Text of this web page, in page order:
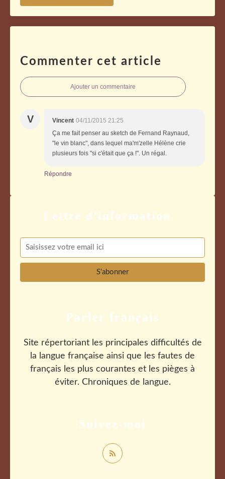
Commenter cet article
Ajouter un commentaire
V Vincent 04/11/2015 21:25
Ça me fait penser au sketch de Fernand Raynaud,
"le vin blanc", dans lequel ma'm'zelle Hélène crie
plusieurs fois "si c'était que ça !". Un régal.
Répondre
Suivez-moi
Parler français
Site répertoriant les principales difficultés de
la langue française ainsi que les fautes de
français les plus courantes et les pièges à
éviter. Chroniques de langue.